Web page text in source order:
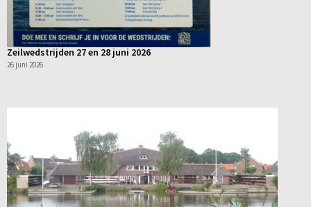
Zeilwedstrijden 27 en 28 juni 2026
26 juni 2026